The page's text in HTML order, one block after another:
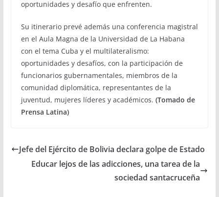
oportunidades y desafío que enfrenten.
Su itinerario prevé además una conferencia magistral
en el Aula Magna de la Universidad de La Habana
con el tema Cuba y el multilateralismo:
oportunidades y desafíos, con la participación de
funcionarios gubernamentales, miembros de la
comunidad diplomática, representantes de la
juventud, mujeres líderes y académicos. (Tomado de
Prensa Latina)
Jefe del Ejército de Bolivia declara golpe de Estado
Educar lejos de las adicciones, una tarea de la
sociedad santacruceña